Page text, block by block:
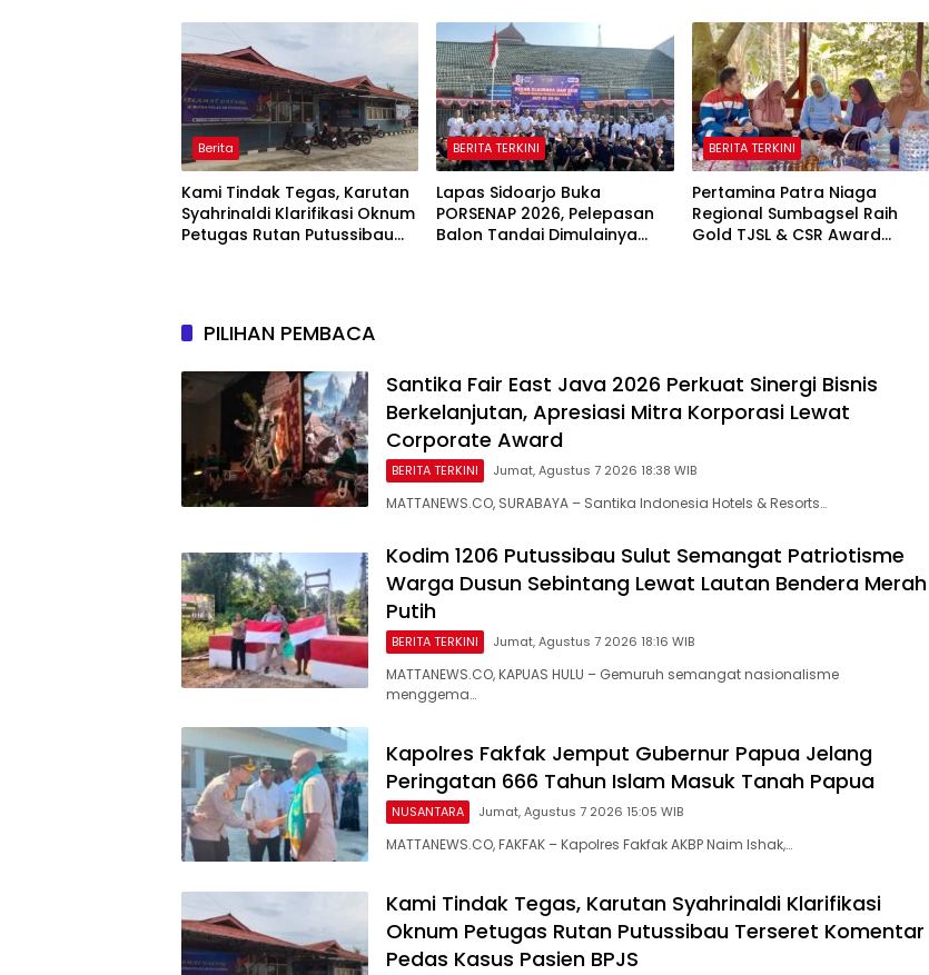
Corporate Award
Putih
Berita
Kami Tindak Tegas, Karutan
Syahrinaldi Klarifikasi Oknum
Petugas Rutan Putussibau
BERITA TERKINI
Lapas Sidoarjo Buka
PORSENAP 2026, Pelepasan
Balon Tandai Dimulainya
BERITA TERKINI
Pertamina Patra Niaga
Regional Sumbagsel Raih
Gold TJSL & CSR Award
PILIHAN PEMBACA
Santika Fair East Java 2026 Perkuat Sinergi Bisnis
Berkelanjutan, Apresiasi Mitra Korporasi Lewat
Corporate Award
BERITA TERKINI Jumat, Agustus 7 2026 18:38 WIB
MATTANEWS.CO, SURABAYA – Santika Indonesia Hotels & Resorts…
Kodim 1206 Putussibau Sulut Semangat Patriotisme
Warga Dusun Sebintang Lewat Lautan Bendera Merah
Putih
BERITA TERKINI Jumat, Agustus 7 2026 18:16 WIB
MATTANEWS.CO, KAPUAS HULU – Gemuruh semangat nasionalisme
menggema…
Kapolres Fakfak Jemput Gubernur Papua Jelang
Peringatan 666 Tahun Islam Masuk Tanah Papua
NUSANTARA Jumat, Agustus 7 2026 15:05 WIB
MATTANEWS.CO, FAKFAK – Kapolres Fakfak AKBP Naim Ishak,…
Kami Tindak Tegas, Karutan Syahrinaldi Klarifikasi
Oknum Petugas Rutan Putussibau Terseret Komentar
Pedas Kasus Pasien BPJS